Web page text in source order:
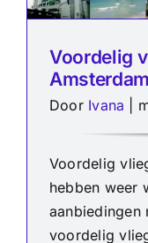
Voordelig
Door Ivana
Voordelig
hebben weer
aanbiedingen
voordelig